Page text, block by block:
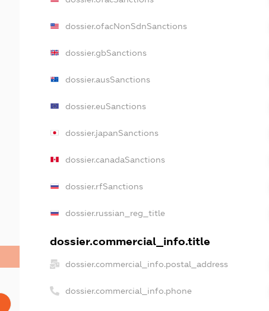
dossier.ofacNonSdnSanctions
dossier.gbSanctions
dossier.ausSanctions
dossier.euSanctions
dossier.japanSanctions
dossier.canadaSanctions
dossier.rfSanctions
dossier.russian_reg_title
dossier.commercial_info.title
dossier.commercial_info.postal_address
dossier.commercial_info.phone